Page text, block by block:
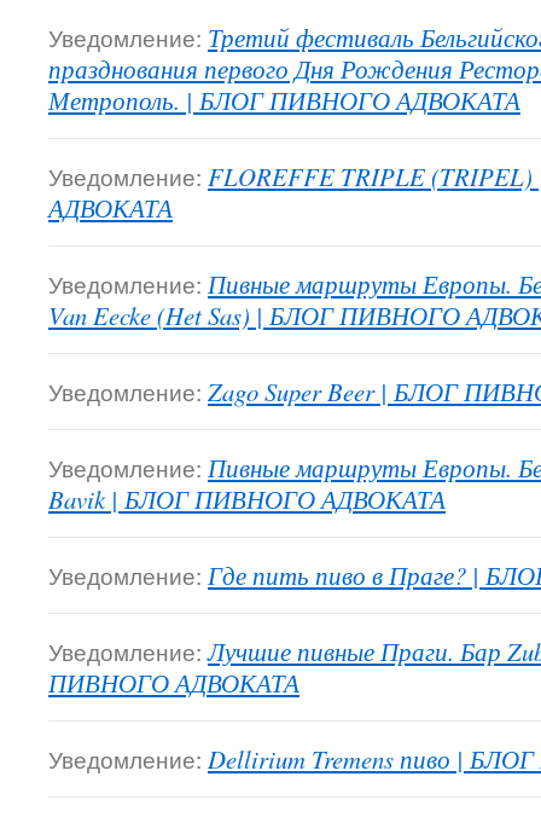
Уведомление: Третий фестиваль
празднования первого Дня Рождения
Метрополь. | БЛОГ ПИВНОГО АДВОКАТА
Уведомление: FLOREFFE TRIPLE
АДВОКАТА
Уведомление: Пивные маршруты Европы.
Van Eecke (Het Sas) | БЛОГ ПИВНОГО
Уведомление: Zago Super Beer | БЛОГ
Уведомление: Пивные маршруты Европы.
Bavik | БЛОГ ПИВНОГО АДВОКАТА
Уведомление: Где пить пиво в Праге? |
Уведомление:Лучшие пивные Праги. Бар
ПИВНОГО АДВОКАТА
Уведомление: Dellirium Tremens пиво |